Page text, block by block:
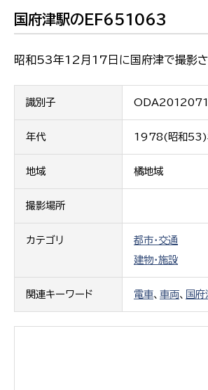
国府津駅のEF651063
昭和53年12月17日に国府津で撮影
識別子
年代 1978(昭和53)
地域 橘地域
撮影場所
カテゴリ
都市・交通
建物・施設
関連キーワード 電車、 車両、 国府